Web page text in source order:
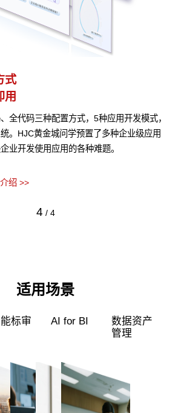
式
用
全代码三种配置方式，5种应用开发模式，
。HJC黄金城问学预置了多种企业级应用
业开发使用应用的各种难题。
绍 >>
4 / 4
适用场景
标审 AI for BI
数据资产
管理